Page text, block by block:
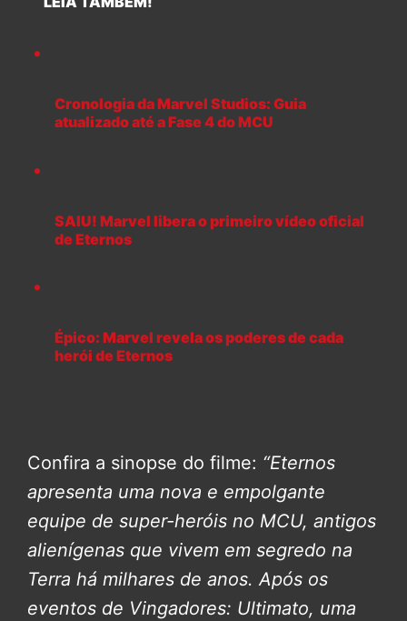
Cronologia da Marvel Studios: Guia
atualizado até a Fase 4 do MCU
SAIU! Marvel libera o primeiro vídeo oficial
de Eternos
Épico: Marvel revela os poderes de cada
herói de Eternos
Confira a sinopse do filme: “Eternos
apresenta uma nova e empolgante
equipe de super-heróis no MCU, antigos
alienígenas que vivem em segredo na
Terra há milhares de anos. Após os
eventos de Vingadores: Ultimato, uma